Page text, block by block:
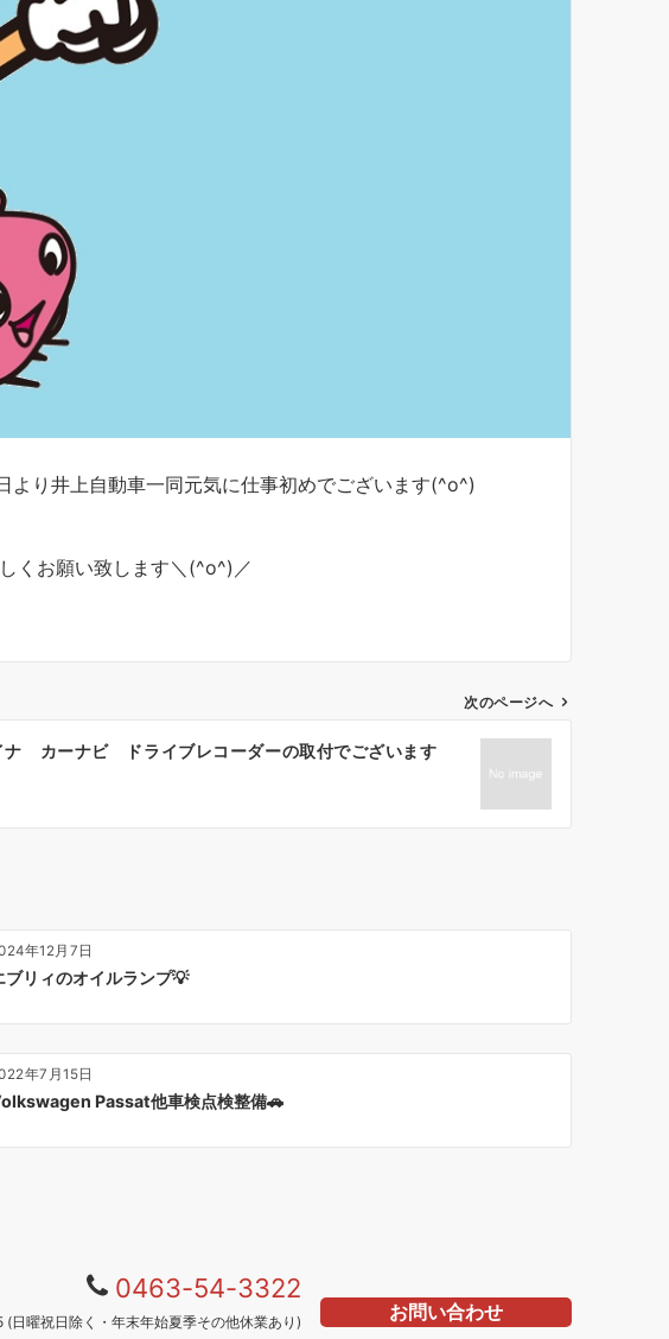
り井上自動車一同元気に仕事初めでございます(^o^)
くお願い致します＼(^o^)／
次のページへ
カーナビ ドライブレコーダーの取付でございます
年12月7日
ブリィのオイルランプ💡
年7月15日
Passat他車検点検整備🚗
0463-54-3322
(日曜祝日除く・年末年始夏季その他休業あり)
お問い合わせ